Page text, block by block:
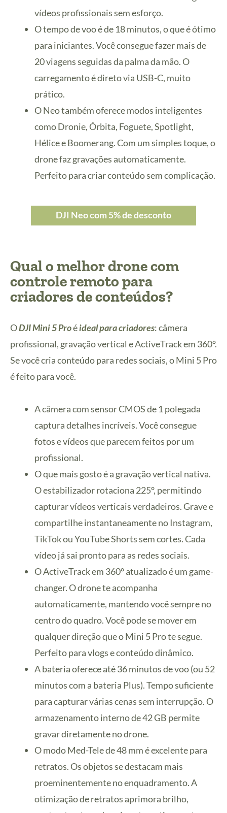
vídeos profissionais sem esforço.
O tempo de voo é de 18 minutos, o que é ótimo
para iniciantes. Você consegue fazer mais de
20 viagens seguidas da palma da mão. O
carregamento é direto via USB-C, muito
prático.
O Neo também oferece modos inteligentes
como Dronie, Órbita, Foguete, Spotlight,
Hélice e Boomerang. Com um simples toque, o
drone faz gravações automaticamente.
Perfeito para criar conteúdo sem complicação.
DJI Neo com 5% de desconto
Qual o melhor drone com
controle remoto para
criadores de conteúdos?
ODJI Mini 5 Proéideal para criadores: câmera
profissional, gravação vertical e ActiveTrack em 360°.
Se você cria conteúdo para redes sociais, o Mini 5 Pro
é feito para você.
A câmera com sensor CMOS de 1 polegada
captura detalhes incríveis. Você consegue
fotos e vídeos que parecem feitos por um
profissional.
O que mais gosto é a gravação vertical nativa.
O estabilizador rotaciona 225°, permitindo
capturar vídeos verticais verdadeiros. Grave e
compartilhe instantaneamente no Instagram,
TikTok ou YouTube Shorts sem cortes. Cada
vídeo já sai pronto para as redes sociais.
O ActiveTrack em 360° atualizado é um game-
changer. O drone te acompanha
automaticamente, mantendo você sempre no
centro do quadro. Você pode se mover em
qualquer direção que o Mini 5 Pro te segue.
Perfeito para vlogs e conteúdo dinâmico.
A bateria oferece até 36 minutos de voo (ou 52
minutos com a bateria Plus). Tempo suficiente
para capturar várias cenas sem interrupção. O
armazenamento interno de 42 GB permite
gravar diretamente no drone.
O modo Med-Tele de 48 mm é excelente para
retratos. Os objetos se destacam mais
proeminentemente no enquadramento. A
otimização de retratos aprimora brilho,